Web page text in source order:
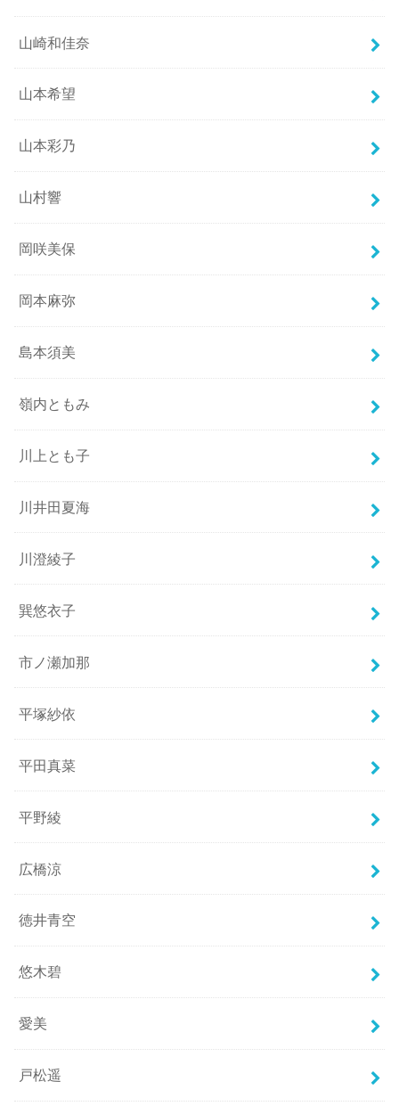
山崎和佳奈
山本希望
山本彩乃
山村響
岡咲美保
岡本麻弥
島本須美
嶺内ともみ
川上とも子
川井田夏海
川澄綾子
巽悠衣子
市ノ瀬加那
平塚紗依
平田真菜
平野綾
広橋涼
徳井青空
悠木碧
愛美
戸松遥